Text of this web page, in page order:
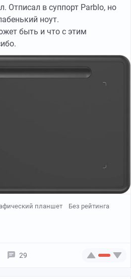
экземе, стрептодермии. При
стирать белье, мыть
сушить обувь.
следует придерживаться
есть два раза в день.
преимущества. Во-первых,
в тяжелом бронежилете и с
дело не из легких. Во-вторых,
носки – валюта войны
оттуда прочь и подальше.
Отписал в суппорт Parblo, но
ноут.
быть и что с этим
планшет Без рейтинга
29